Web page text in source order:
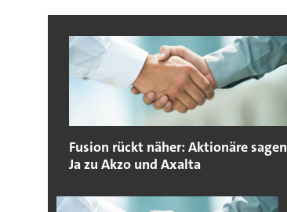
Fusion rückt näher: Aktionäre sagen
Ja zu Akzo und Axalta